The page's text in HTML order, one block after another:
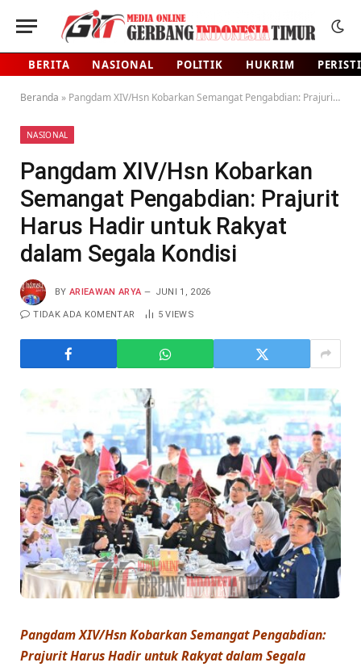
BERITA NASIONAL POLITIK HUKRIM
Beranda » Pangdam XIV/Hsn Kobarkan Semangat Pengabdian: Prajurit Harus Hadir untuk Rakyat dalam Segala Kondisi
NASIONAL
Pangdam XIV/Hsn Kobarkan
Semangat Pengabdian: Prajurit
Harus Hadir untuk Rakyat
dalam Segala Kondisi
BY ARIEAWAN ARYA JUNI 1, 2026
TIDAK ADA KOMENTAR 5VIEWS
Pangdam XIV/Hsn Kobarkan Semangat Pengabdian:
Prajurit Harus Hadir untuk Rakyat dalam Segala